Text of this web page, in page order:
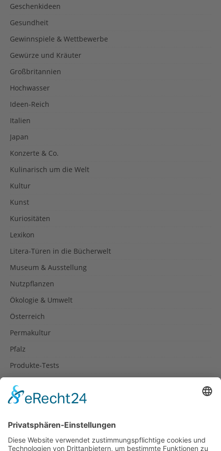
Geschenkideen
Gesundheit
Gewinnspiele & Wettbewerbe
Gewürze und Kräuter
Großbritannien
Hochwasser
Ideen-Reich
Italien
Japan
Konzerte & Co.
Kulinarisch um die Welt
Kultur
Kunst
Kuriositäten
Lexikon
Litera-Türen in die Bücherwelt
Museum & Ausstellung
Nutzpflanzen
Ökologie & Umwelt
Österreich
Permakultur
Pfalz
Produkte-Tests
Rezepte
Spanien
Südtirol